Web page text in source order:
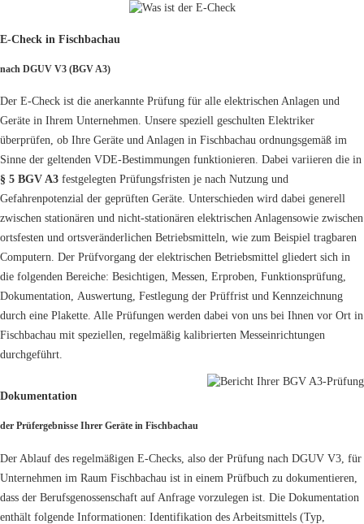
E-Check in Fischbachau
nach DGUV V3 (BGV A3)
Der E-Check ist die anerkannte Prüfung für alle elektrischen Anlagen und
Geräte in Ihrem Unternehmen. Unsere speziell geschulten Elektriker
überprüfen, ob Ihre Geräte und Anlagen in Fischbachau ordnungsgemäß im
Sinne der geltenden VDE-Bestimmungen funktionieren. Dabei variieren die in
§ 5 BGV A3 festgelegten Prüfungsfristen je nach Nutzung und
Gefahrenpotenzial der geprüften Geräte. Unterschieden wird dabei generell
zwischen stationären und nicht-stationären elektrischen Anlagensowie zwischen
ortsfesten und ortsveränderlichen Betriebsmitteln, wie zum Beispiel tragbaren
Computern. Der Prüfvorgang der elektrischen Betriebsmittel gliedert sich in
die folgenden Bereiche: Besichtigen, Messen, Erproben, Funktionsprüfung,
Dokumentation, Auswertung, Festlegung der Prüffrist und Kennzeichnung
durch eine Plakette. Alle Prüfungen werden dabei von uns bei Ihnen vor Ort in
Fischbachau mit speziellen, regelmäßig kalibrierten Messeinrichtungen
durchgeführt.
Dokumentation
der Prüfergebnisse Ihrer Geräte in Fischbachau
Der Ablauf des regelmäßigen E-Checks, also der Prüfung nach DGUV V3, für
Unternehmen im Raum Fischbachau ist in einem Prüfbuch zu dokumentieren,
dass der Berufsgenossenschaft auf Anfrage vorzulegen ist. Die Dokumentation
enthält folgende Informationen: Identifikation des Arbeitsmittels (Typ,